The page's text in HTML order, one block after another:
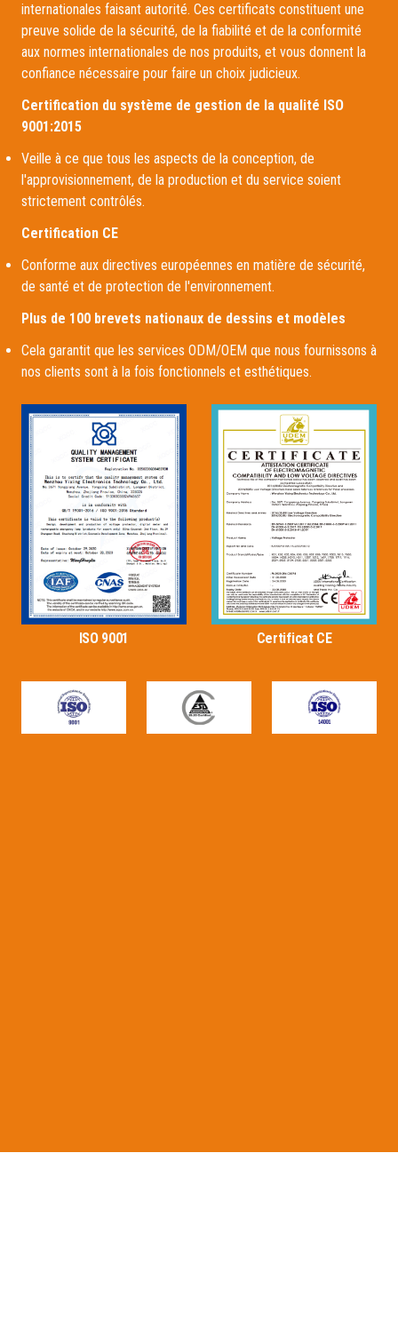
internationales faisant autorité. Ces certificats constituent une
preuve solide de la sécurité, de la fiabilité et de la conformité
aux normes internationales de nos produits, et vous donnent la
confiance nécessaire pour faire un choix judicieux.
Certification du système de gestion de la qualité ISO
9001:2015
Veille à ce que tous les aspects de la conception, de
l'approvisionnement, de la production et du service soient
strictement contrôlés.
Certification CE
Conforme aux directives européennes en matière de sécurité,
de santé et de protection de l'environnement.
Plus de 100 brevets nationaux de dessins et modèles
Cela garantit que les services ODM/OEM que nous fournissons à
nos clients sont à la fois fonctionnels et esthétiques.
ISO 9001 Certificat CE